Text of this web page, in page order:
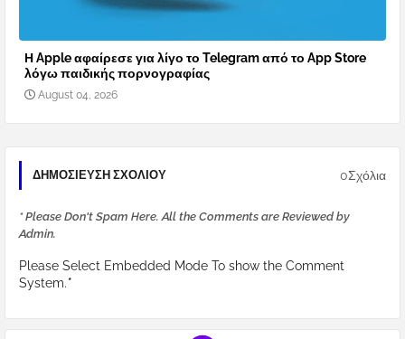
Η Apple αφαίρεσε για λίγο το Telegram από το App Store
λόγω παιδικής πορνογραφίας
August 04, 2026
ΔΗΜΟΣΊΕΥΣΗ ΣΧΟΛΊΟΥ 0Σχόλια
* Please Don't Spam Here. All the Comments are Reviewed by
Admin.
Please Select Embedded Mode To show the Comment
System.*